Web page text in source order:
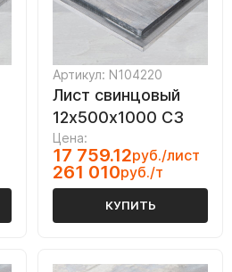
Артикул: N104220
Лист свинцовый
12х500х1000 С3
Цена:
17 759.12руб./лист
261 010руб./т
КУПИТЬ